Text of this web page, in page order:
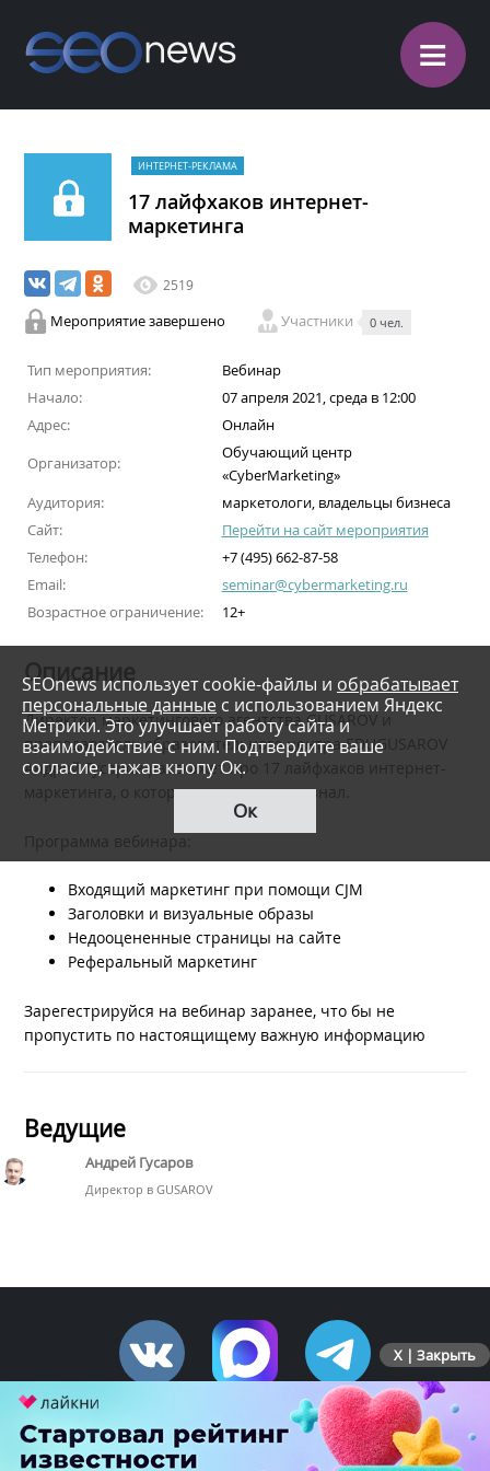
≡
ИНТЕРНЕТ-РЕКЛАМА
17 лайфхаков интернет-
маркетинга
2519
Мероприятие завершено Участники 0 чел.
Тип мероприятия:
Вебинар
Начало:
07 апреля 2021, среда в 12:00
Адрес:
Онлайн
Организатор:
Обучающий центр
«CyberMarketing»
Аудитория:
маркетологи, владельцы бизнеса
Сайт:
Перейти на сайт мероприятия
Телефон:
+7 (495) 662-87-58
Email:
seminar@cybermarketing.ru
Возрастное ограничение:
12+
Описание
Директор маркетингового агентства GUSAROV и
преподаватель образовательного центра EDUGUSAROV
Андрей Гусаров расскажет про 17 лайфхаков интернет-
маркетинга, о которых ты раньше не знал.
Программа вебинара:
Входящий маркетинг при помощи CJM
Заголовки и визуальные образы
Недооцененные страницы на сайте
Реферальный маркетинг
Зарегестрируйся на вебинар заранее, что бы не
пропустить по настоящищему важную информацию
Ведущие
Андрей Гусаров
Директор в GUSAROV
X | Закрыть
SEOnews использует cookie-файлы и обрабатывает
персональные данные с использованием Яндекс
Метрики. Это улучшает работу сайта и
взаимодействие с ним. Подтвердите ваше
согласие, нажав кнопу Ок.
Ок
ПЕРЕЙТИ НА ПОЛНУЮ ВЕРСИЮ
© SEOnews.ru Все права защищены. 2026